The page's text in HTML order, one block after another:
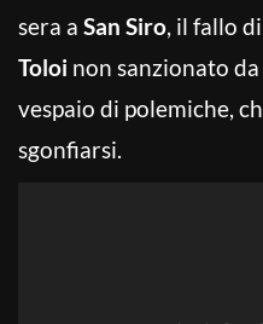
sera a San Siro, il fallo di
Toloi non sanzionato da
vespaio di polemiche,
sgonfiarsi.